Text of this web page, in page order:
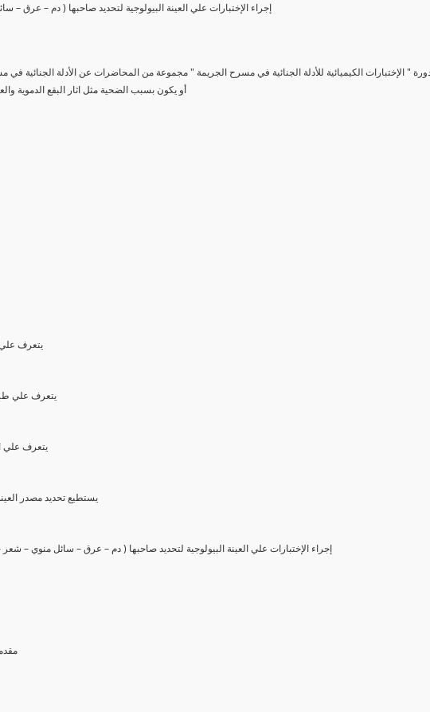
( إجراء الإختبارات علي العينة البيولوجية لتحديد صاحبها ( دم –
" الإختبارات الكيميائية للأدلة الجنائية في مسرح الجريمة " مجموعة من المحاضرات عن الأدلة الجنائية في
أو يكون بسبب الضحية مثل اثار البقع الدموية
(3) يتعرف
(4) يتعرف علي
(5) يتعرف علي
(6) يستطيع تحديد مصدر
(7) إجراء الإختبارات علي العينة البيولوجية لتحديد صاحبها ( دم – عرق – سائل منوي –
1-